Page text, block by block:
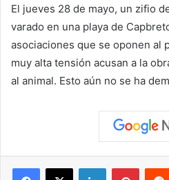
El jueves 28 de mayo, un zifio
varado en una playa de
asociaciones que se oponen al
muy alta tensión acusan a la
al animal. Esto aún no se ha
Facebook
X LinkedIn